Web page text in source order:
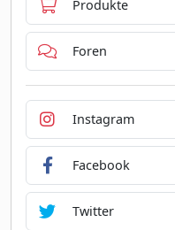
Produkte
Foren
Instagram
Facebook
Twitter